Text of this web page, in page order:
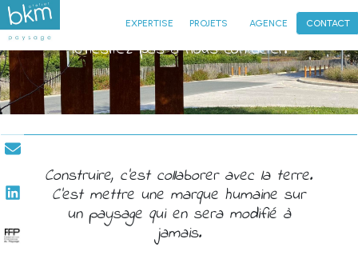
EXPERTISE PROJETS AGENCE CONTACT
l'atelier BKM Paysage...
vous accueille...
sur notre nouvelle page internet...
plus simple, ...
plus claire.
N'hésitez pas à nous contacter.
Construire, c'est collaborer avec la terre.
C'est mettre une marque humaine sur
un paysage qui en sera modifié à
jamais.